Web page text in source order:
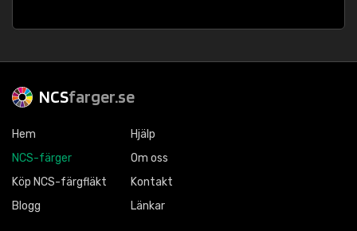
NCSfarger.se
Hem
NCS-färger
Köp NCS-färgfläkt
Blogg
Hjälp
Om oss
Kontakt
Länkar